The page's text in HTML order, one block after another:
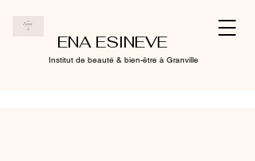
ENA ESINEVE
Institut de beauté & bien-être à Granville